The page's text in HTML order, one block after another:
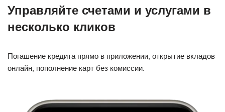
Управляйте счетами и услугами в
несколько кликов
Погашение кредита прямо в приложении, открытие вкладов
онлайн, пополнение карт без комиссии.